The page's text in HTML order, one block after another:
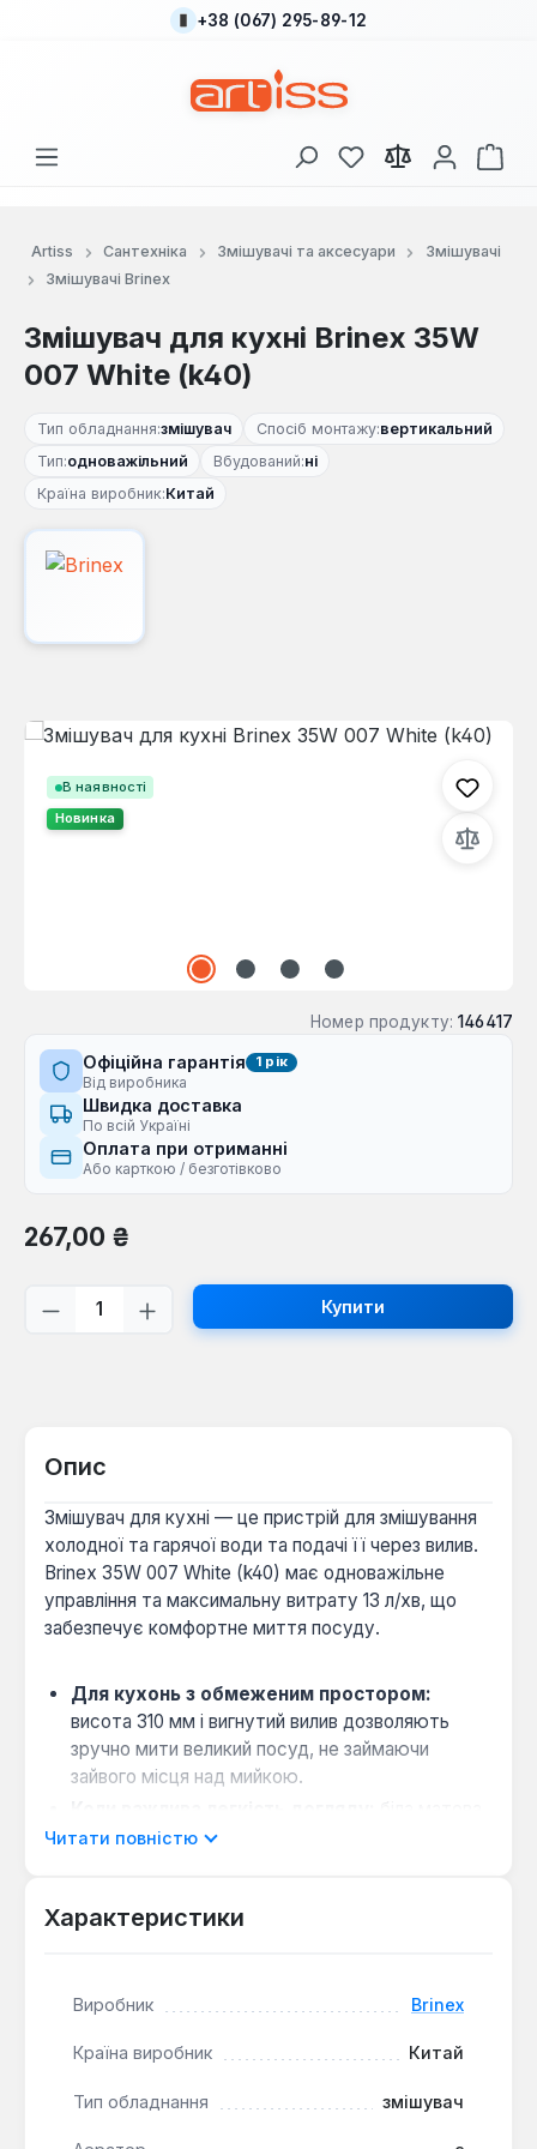
Перейти до основного вмісту
+38 (067) 295-89-12
У вас є 0 у списку
Artiss Сантехніка Змішувачі та аксесуари
Змішувачі
Змішувачі Brinex
Змішувач для кухні Brinex 35W
007 White (k40)
Тип обладнання:змішувач Спосіб монтажу:вертикальний
Тип:одноважільний Вбудований:ні
Країна виробник:Китай
В наявності
Новинка
Пропустити галерею зображень
Номер продукту: 146417
Офіційна гарантія 1 рік
Від виробника
Швидка доставка
По всій Україні
Оплата при отриманні
Або карткою / безготівково
Звичайна ціна:
267,00 ₴
Кількість товару: Введіть потрібну
Купити
Опис
Змішувач для кухні — це пристрій для змішування
холодної та гарячої води та подачі її через вилив.
Brinex 35W 007 White (k40) має одноважільне
управління та максимальну витрату 13 л/хв, що
забезпечує комфортне миття посуду.
Для кухонь з обмеженим простором:
висота 310 мм і вигнутий вилив дозволяють
зручно мити великий посуд, не займаючи
зайвого місця над мийкою.
поверхня з ABS пластику не потребує
вигляду.
кухонних раковин з отвором діаметром 30-35
Економія води завдяки аератору:
вбудований аератор насичує потік повітрям,
Читати повністю
Характеристики
Виробник Brinex
Країна виробник Китай
Тип обладнання змішувач